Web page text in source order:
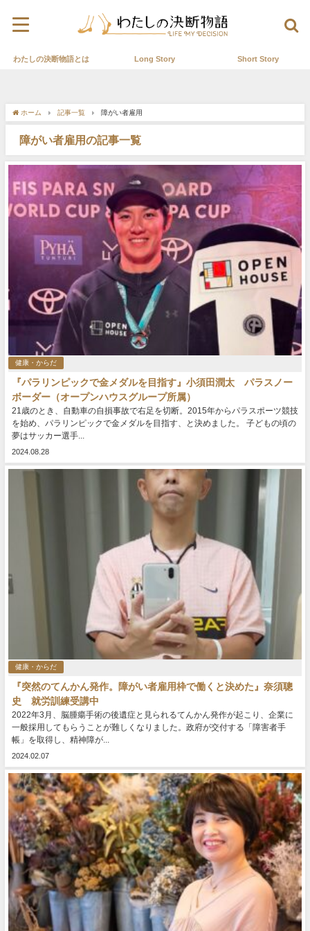
わたしの決断物語とは Long Story Short Story
ホーム 記事一覧 障がい者雇用
障がい者雇用の記事一覧
健康・からだ
『パラリンピックで金メダルを目指す』小須田潤太 パラスノー
ボーダー（オープンハウスグループ所属）
21歳のとき、自動車の自損事故で右足を切断。2015年からパラスポーツ競技
を始め、パラリンピックで金メダルを目指す、と決めました。 子どもの頃の
夢はサッカー選手...
2024.08.28
健康・からだ
『突然のてんかん発作。障がい者雇用枠で働くと決めた』奈須聰
史 就労訓練受講中
2022年3月、脳腫瘍手術の後遺症と見られるてんかん発作が起こり、企業に
一般採用してもらうことが難しくなりました。政府が交付する「障害者手
帳」を取得し、精神障が...
2024.02.07